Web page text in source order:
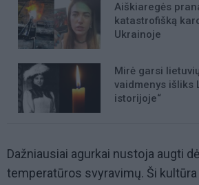
Aiškiaregės
katastrofišką
Ukrainoje
Mirė garsi
vaidmenys išliks
istorijoje“
Dažniausiai agurkai nustoja augti
temperatūros svyravimų. Ši